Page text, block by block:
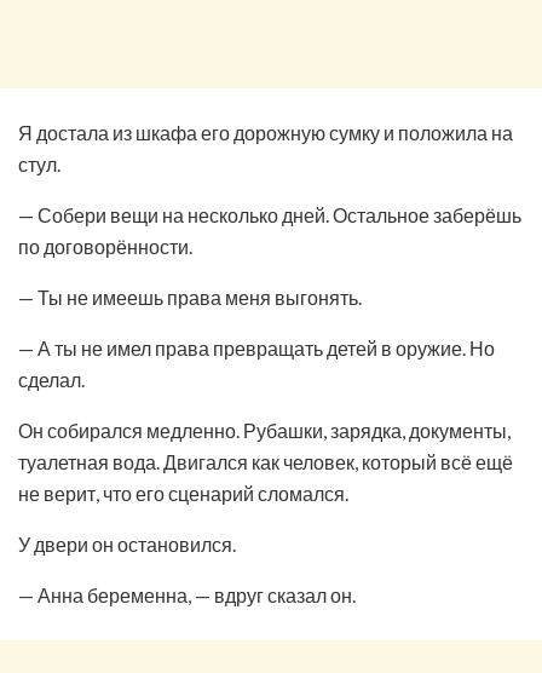
Я достала из шкафа его дорожную сумку и положила на
стул.
— Собери вещи на несколько дней. Остальное заберёшь
по договорённости.
— Ты не имеешь права меня выгонять.
— А ты не имел права превращать детей в оружие. Но
сделал.
Он собирался медленно. Рубашки, зарядка, документы,
туалетная вода. Двигался как человек, который всё ещё
не верит, что его сценарий сломался.
У двери он остановился.
— Анна беременна, — вдруг сказал он.